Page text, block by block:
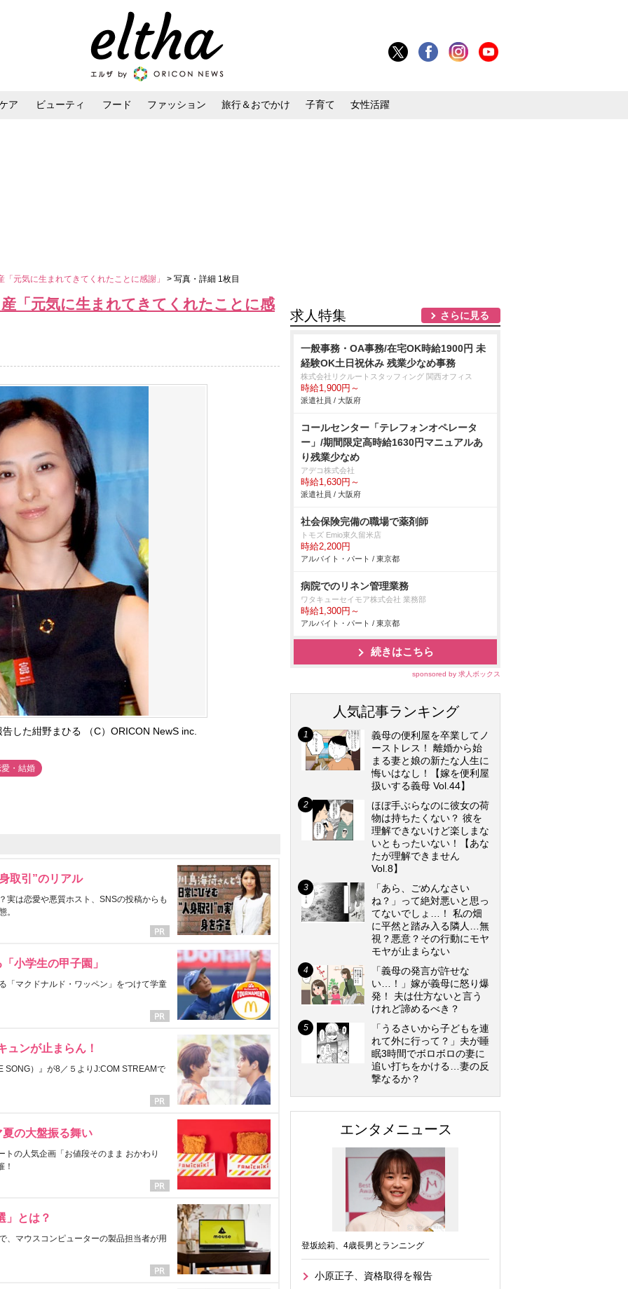
ア ビューティ フード ファッション 旅行＆おでかけ 子育て 女性活躍
元気に生まれてきてくれたことに感謝」 > 写真・詳細 1枚目
「元気に生まれてきてくれたことに感
した紺野まひる （C）ORICON NewS inc.
・結婚
取引”のリアル
実は恋愛や悪質ホスト、SNSの投稿からも
。
小学生の甲子園」
「マクドナルド・ワッペン」をつけて学童
ュンが止まらん！
SONG）』が8／５よりJ:COM STREAMで
の大盤振る舞い
の人気企画「お値段そのまま おかわり
！
」とは？
、マウスコンピューターの製品担当者が用
求人特集 さらに見る
一般事務・OA事務/在宅OK時給1900円 未
経験OK土日祝休み 残業少なめ事務
株式会社リクルートスタッフィング 関西オフィス
時給1,900円～
派遣社員 / 大阪府
コールセンター「テレフォンオペレータ
ー」/期間限定高時給1630円マニュアルあ
り残業少なめ
アデコ株式会社
時給1,630円～
派遣社員 / 大阪府
社会保険完備の職場で薬剤師
トモズ Emio東久留米店
時給2,200円
アルバイト・パート / 東京都
病院でのリネン管理業務
ワタキューセイモア株式会社 業務部
時給1,300円～
アルバイト・パート / 東京都
続きはこちら
sponsored by 求人ボックス
人気記事ランキング
義母の便利屋を卒業してノ
ーストレス！ 離婚から始
まる妻と娘の新たな人生に
悔いはなし！【嫁を便利屋
扱いする義母 Vol.44】
ほぼ手ぶらなのに彼女の荷
物は持ちたくない？ 彼を
理解できないけど楽しまな
いともったいない！【あな
たが理解できません
Vol.8】
「あら、ごめんなさい
ね？」って絶対悪いと思っ
てないでしょ…！ 私の畑
に平然と踏み入る隣人…無
視？悪意？その行動にモヤ
モヤが止まらない
「義母の発言が許せな
い…！」嫁が義母に怒り爆
発！ 夫は仕方ないと言う
けれど諦めるべき？
「うるさいから子どもを連
れて外に行って？」夫が睡
眠3時間でボロボロの妻に
追い打ちをかける…妻の反
撃なるか？
エンタメニュース
登坂絵莉、4歳長男とランニング
小原正子、資格取得を報告